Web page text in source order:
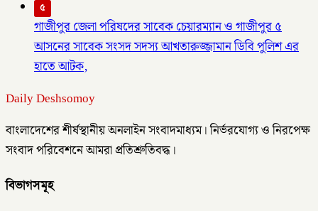
৫
গাজীপুর জেলা পরিষদের সাবেক চেয়ারম্যান ও গাজীপুর ৫
আসনের সাবেক সংসদ সদস্য আখতারুজ্জামান ডিবি পুলিশ এর
হাতে আটক,
Daily Deshsomoy
বাংলাদেশের শীর্ষস্থানীয় অনলাইন সংবাদমাধ্যম। নির্ভরযোগ্য ও নিরপেক্ষ
সংবাদ পরিবেশনে আমরা প্রতিশ্রুতিবদ্ধ।
বিভাগসমূহ